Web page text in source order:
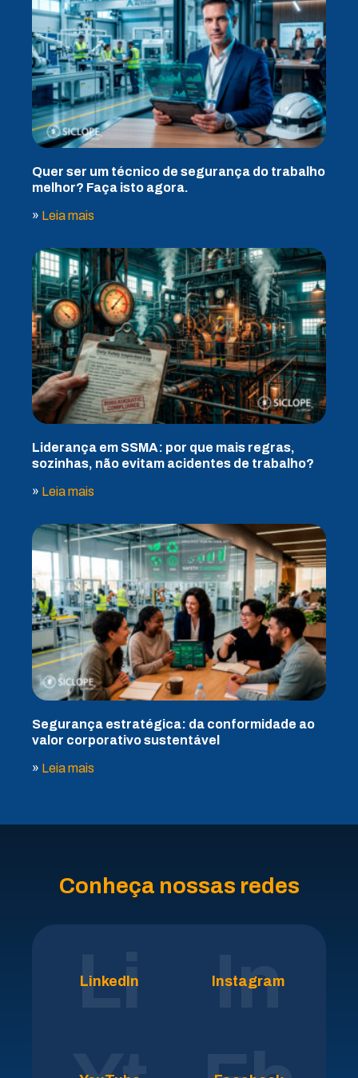
Quer ser um técnico de segurança do trabalho
melhor? Faça isto agora.
» Leia mais
Liderança em SSMA: por que mais regras,
sozinhas, não evitam acidentes de trabalho?
» Leia mais
Segurança estratégica: da conformidade ao
valor corporativo sustentável
» Leia mais
Conheça nossas redes
Li
LinkedIn In
Instagram